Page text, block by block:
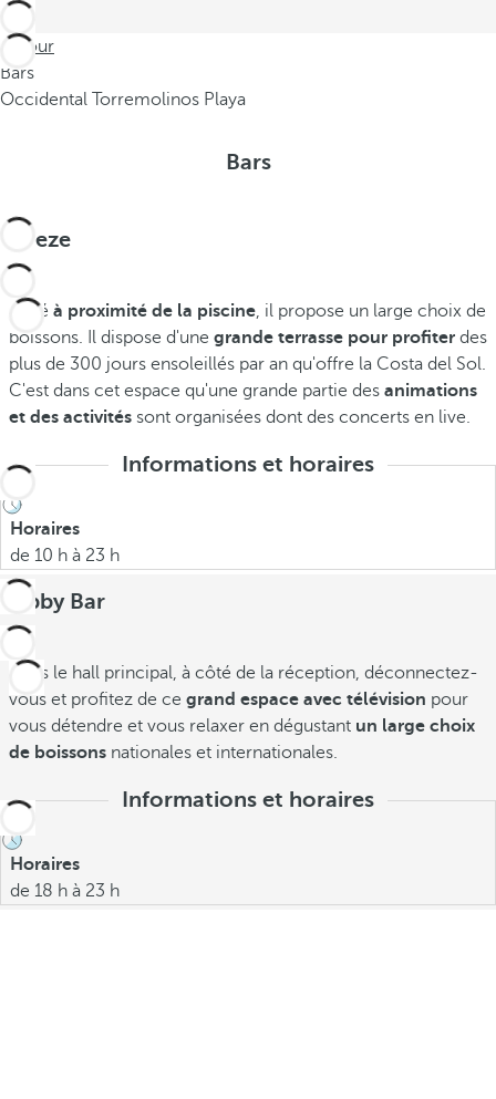
Retour
Bars
Occidental Torremolinos Playa
Bars
Breeze
Situé à proximité de la piscine, il propose un large choix de
boissons. Il dispose d'une grande terrasse pour profiter des
plus de 300 jours ensoleillés par an qu'offre la Costa del Sol.
C'est dans cet espace qu'une grande partie des animations
et des activités sont organisées dont des concerts en live.
Informations et horaires
Horaires
de 10 h à 23 h
Lobby Bar
Dans le hall principal, à côté de la réception, déconnectez-
vous et profitez de ce grand espace avec télévision pour
vous détendre et vous relaxer en dégustant un large choix
de boissons nationales et internationales.
Informations et horaires
Horaires
de 18 h à 23 h